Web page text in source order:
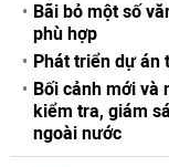
Bãi bỏ một số
phù hợp
Phát triển dự án
Bối cảnh mới và
kiểm tra, giám
ngoài nước